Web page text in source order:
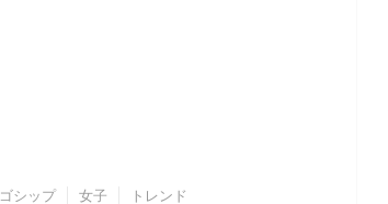
ゴシップ 女子 トレンド